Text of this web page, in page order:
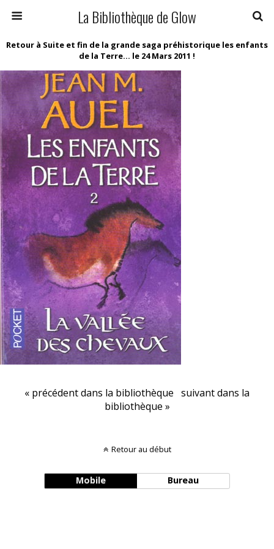
La Bibliothèque de Glow
Retour à Suite et fin de la grande saga préhistorique les enfants
de la Terre… le 24 Mars 2011 !
« précédent dans la bibliothèque suivant dans la
bibliothèque »
Retour au début
Mobile Bureau